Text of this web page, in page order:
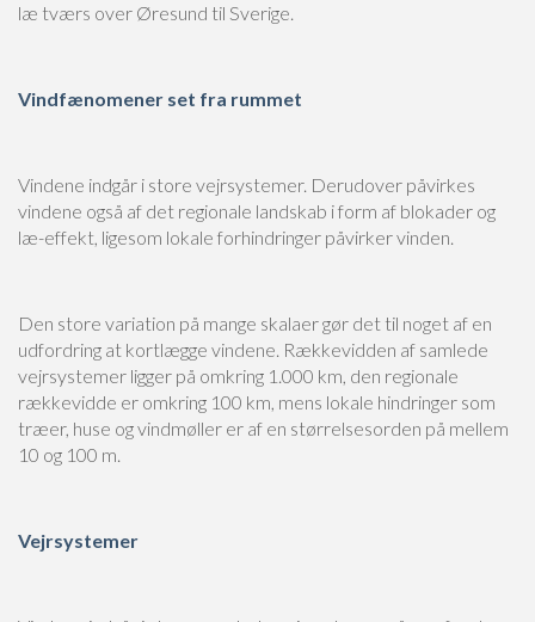
læ tværs over Øresund til Sverige.
Vindfænomener set fra rummet
Vindene indgår i store vejrsystemer. Derudover påvirkes
vindene også af det regionale landskab i form af blokader og
læ-effekt, ligesom lokale forhindringer påvirker vinden.
Den store variation på mange skalaer gør det til noget af en
udfordring at kortlægge vindene. Rækkevidden af samlede
vejrsystemer ligger på omkring 1.000 km, den regionale
rækkevidde er omkring 100 km, mens lokale hindringer som
træer, huse og vindmøller er af en størrelsesorden på mellem
10 og 100 m.
Vejrsystemer